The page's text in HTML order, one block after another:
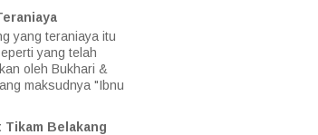
yang teraniaya itu
yang telah
oleh Bukhari &
maksudnya "Ibnu
Tikam Belakang